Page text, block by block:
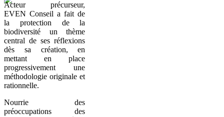
Acteur précurseur,
EVEN Conseil a fait de
la protection de la
biodiversité un thème
central de ses réflexions
dès sa création, en
mettant en place
progressivement une
méthodologie originale et
rationnelle.
Nourrie des
préoccupations des